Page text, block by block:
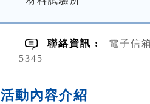
聯絡資訊 :
電子信
5345
活動內容介紹